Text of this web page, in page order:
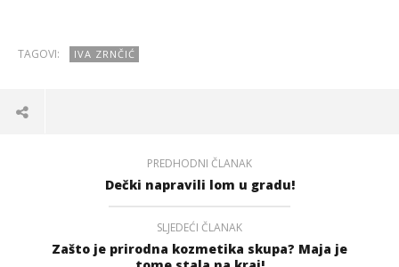
TAGOVI: IVA ZRNČIĆ
PREDHODNI ČLANAK
Dečki napravili lom u gradu!
SLJEDEĆI ČLANAK
Zašto je prirodna kozmetika skupa? Maja je